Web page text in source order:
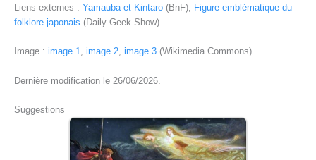
Liens externes : Yamauba et Kintaro (BnF), Figure emblématique du
folklore japonais (Daily Geek Show)
Image : image 1, image 2, image 3 (Wikimedia Commons)
Dernière modification le 26/06/2026.
Suggestions